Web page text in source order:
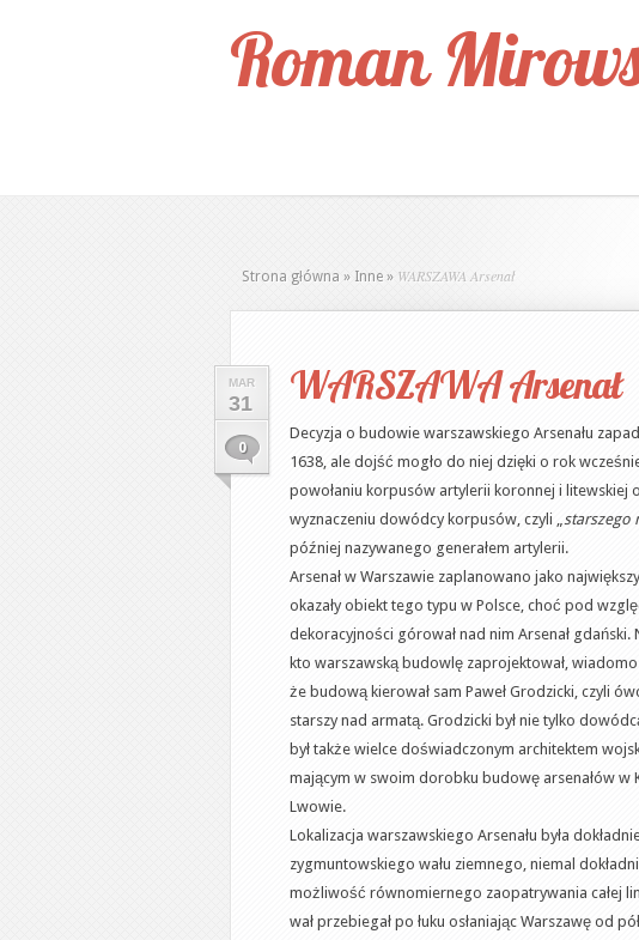
Roman
Strona główna » Inne » WARSZAWA Arsenał
MAR
31
0
WARSZAWA Arsenał
Decyzja o budowie warszawskiego Arsenału
1638, ale dojść mogło do niej dzięki o rok
powołaniu korpusów artylerii koronnej i litewskiej
wyznaczeniu dowódcy korpusów, czyli „starszego
później nazywanego generałem artylerii.
Arsenał w Warszawie zaplanowano jako
okazały obiekt tego typu w Polsce, choć pod
dekoracyjności górował nad nim Arsenał gdański.
kto warszawską budowlę zaprojektował,
że budową kierował sam Paweł Grodzicki, czyli
starszy nad armatą. Grodzicki był nie tylko
był także wielce doświadczonym architektem
mającym w swoim dorobku budowę arsenałów w
Lwowie.
Lokalizacja warszawskiego Arsenału była
zygmuntowskiego wału ziemnego, niemal
możliwość równomiernego zaopatrywania całej
wał przebiegał po łuku osłaniając Warszawę od